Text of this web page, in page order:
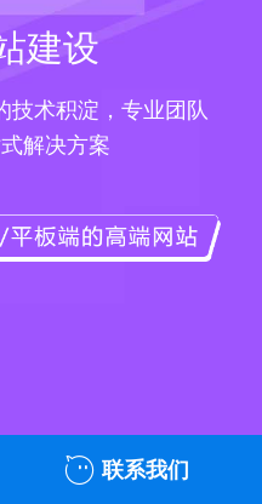
建设
技术积淀，专业团队
解决方案
联系我们